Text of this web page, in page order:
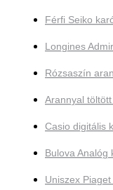
Férfi Seiko
Longines
Rózsaszín
Arannyal
Casio digitális
Bulova Analóg
Uniszex